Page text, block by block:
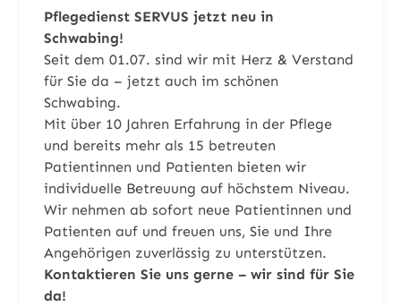
Pflegedienst SERVUS jetzt neu in
Schwabing!
Seit dem 01.07. sind wir mit Herz & Verstand
für Sie da – jetzt auch im schönen
Schwabing.
Mit über 10 Jahren Erfahrung in der Pflege
und bereits mehr als 15 betreuten
Patientinnen und Patienten bieten wir
individuelle Betreuung auf höchstem Niveau.
Wir nehmen ab sofort neue Patientinnen und
Patienten auf und freuen uns, Sie und Ihre
Angehörigen zuverlässig zu unterstützen.
Kontaktieren Sie uns gerne – wir sind für Sie
da!